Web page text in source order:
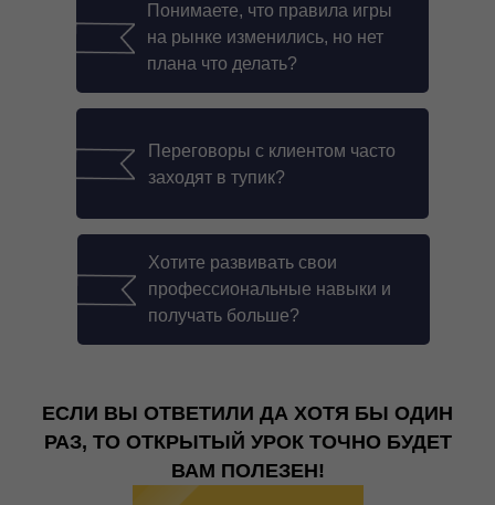
Переговоры с клиентом часто
заходят в тупик?
Понимаете, что правила игры
на рынке изменились, но нет
плана что делать?
Хотите развивать свои
профессиональные навыки и
получать больше?
ЕСЛИ ВЫ ОТВЕТИЛИ ДА ХОТЯ БЫ ОДИН
РАЗ, ТО ОТКРЫТЫЙ УРОК ТОЧНО БУДЕТ
ВАМ ПОЛЕЗЕН!
Previous Example / Next Example